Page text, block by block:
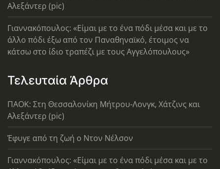
Αλεξάντερ (pic)
Γιαννακόπουλος: «Είμαι με το ένα πόδι μέσα και με το
άλλο πόδι έξω από τον Παναθηναϊκό, έτοιμος να
κάτσω στο ίδιο τραπέζι με τους Αγγελόπουλους»
Τελευταία Άρθρα
ΠΑΟΚ: Στη Θεσσαλονίκη Μήτρου-Λονγκ, Χάτζινς και
Αλεξάντερ (pic)
Έφυγε από τη ζωή ο Ντον Νέλσον
Γιαννακόπουλος: «Είμαι με το ένα πόδι μέσα και με το